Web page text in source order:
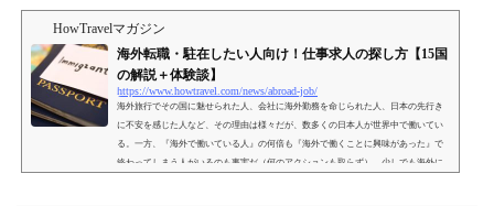
HowTravelマガジン
海外転職・駐在したい人向け！仕事求人の探し方【15国
の解説＋体験談】
https://www.howtravel.com/news/abroad-job/
海外旅行でその国に魅せられた人、会社に海外勤務を命じられた人、日本の先行き
に不安を感じた人など、その理由は様々だが、数多くの日本人が世界中で働いてい
る。一方、『海外で働いている人』の何倍も『海外で働くことに興味があった』で
終わってしまう人がいるのも事実だ（何のアクションも取らず）。少しでも海外に